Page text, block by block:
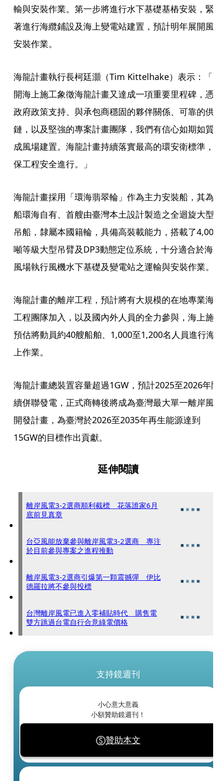
輸與安裝作業。第一步將進行水下基礎基樁安裝，緊
著進行海纜鋪設及海上變電站建置，預計明年展開風
安裝作業。
海龍計畫執行長柯廷灝（Tim Kittelhake）表示：「
開海上施工象徵海龍計畫又達成一項重要里程碑，憑
政府政策支持、與承包商穩固的夥伴關係、可靠的供
鏈，以及堅強的專案計畫團隊，我們有信心如期如質
成風場建置。海龍計畫持續落實最高的環安衛標準，
保工程安全進行。」
海龍計畫採用「環海翡翠輪」作為主力安裝船，其為
船環海自有、首艘由臺灣本土設計製造之全迴旋大型
吊船，隸屬本國籍輪，具備高裝載能力，搭載了
噸等級大型吊臂及DP3動態定位系統，十分適合於海
風場執行風機水下基礎及變電站之運輸與安裝作業。
海龍計畫的離岸工程，預計將有大規模的在地專業海
工程團隊加入，以及國內外人員的全力參與，海上施
預估將動員約40艘船舶、1,000至1,200名人員進行海
上作業。
海龍計畫總裝置容量超過1GW，預計2025至2026年
續併聯發電，正式商轉後將成為臺灣最大單一離岸風
開發計畫，為臺灣於2026至2035年再生能源達到
15GW的目標作出貢獻。
延伸閱讀
離岸風電3-2選商順利截標 花落誰家6月
底前見真章
台亞風能放棄參與離岸風電3-2選商 專注
於目前參與專案之進程推動
離岸風電3-2選商引爆第一顆震撼彈 伊比
德羅拉將不參與投標
台灣離岸風電已進入零補貼時代 購售電
雙方跳過台電自行合意綠電價格
支持鏡週刊
小心意大意義
小額贊助鏡週刊！
贊助本文